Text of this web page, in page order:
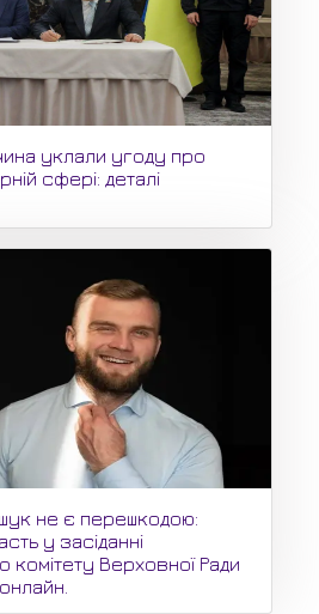
уклали угоду про
сфері: деталі
не є перешкодою:
у засіданні
Верховної Ради